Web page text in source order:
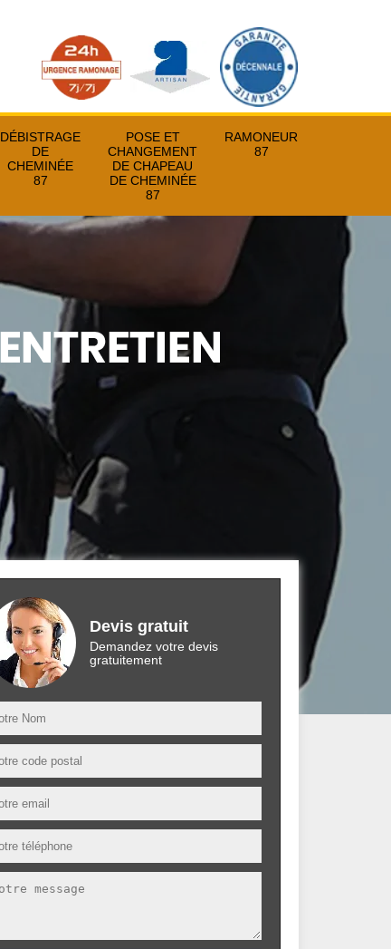
DÉBISTRAGE
DE
CHEMINÉE
87
POSE ET
CHANGEMENT
DE CHAPEAU
DE CHEMINÉE
87
RAMONEUR
87
Devis gratuit
Demandez votre devis
gratuitement